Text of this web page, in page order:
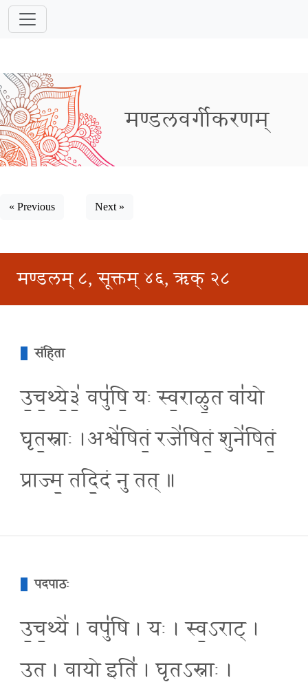
मण्डलवर्गीकरणम्
« Previous Next »
मण्डलम् ८, सूक्तम् ४६, ऋक् २८
संहिता
उ॒च॒थ्ये॒३॒॑ वपु॑षि॒ यः स्व॒राळु॒त वा॑यो
घृत॒स्नाः ।अश्वे॑षितं॒ रजे॑षितं॒ शुने॑षितं॒
प्राज्म॒ तदि॒दं नु तत् ॥
पदपाठः
उ॒च॒थ्ये॑ । वपु॑षि । यः । स्व॒ऽराट् ।
उ॒त । वा॒यो॒ इति॑ । घृ॒त॒ऽस्नाः ।